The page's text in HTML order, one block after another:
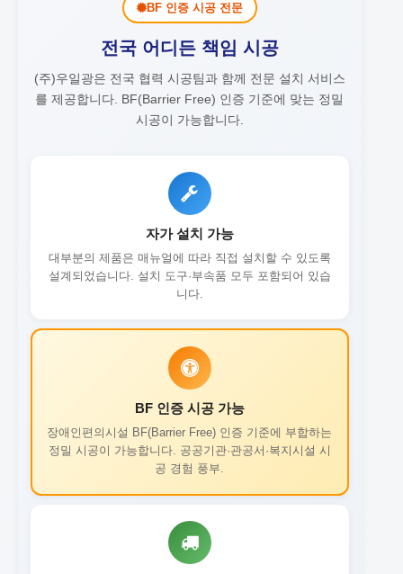
BF 인증 시공 전문
전국 어디든 책임 시공
(주)우일광은 전국 협력 시공팀과 함께 전문 설치 서비스
를 제공합니다. BF(Barrier Free) 인증 기준에 맞는 정밀
시공이 가능합니다.
자가 설치 가능
대부분의 제품은 매뉴얼에 따라 직접 설치할 수 있도록
설계되었습니다. 설치 도구·부속품 모두 포함되어 있습
니다.
BF 인증 시공 가능
장애인편의시설 BF(Barrier Free) 인증 기준에 부합하는
정밀 시공이 가능합니다. 공공기관·관공서·복지시설 시
공 경험 풍부.